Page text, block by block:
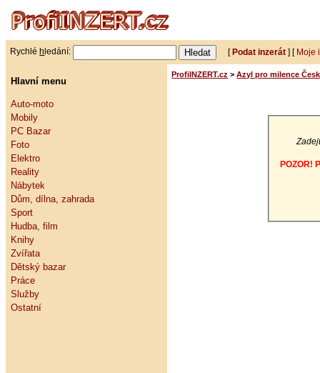
Rychlé h ledání: [Podat inzerát ] [ Moje
Hlavní menu
Auto-moto
Mobily
PC Bazar
Foto
Elektro
Reality
Nábytek
Dům, dílna, zahrada
Sport
Hudba, film
Knihy
Zvířata
Dětský bazar
Práce
Služby
Ostatní
ProfiINZERT.cz >Azyl pro milence
POZOR!